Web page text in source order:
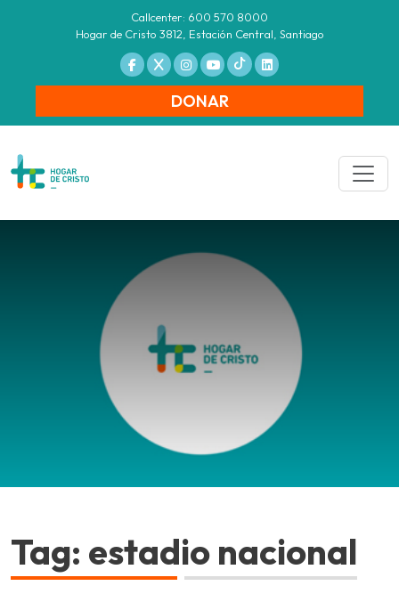
Callcenter: 600 570 8000
Hogar de Cristo 3812, Estación Central, Santiago
DONAR
Tag: estadio nacional